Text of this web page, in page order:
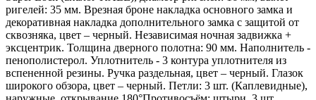
ригелей: 35 мм. Врезная броне накладка основного замка и
декоративная накладка дополнительного замка с защитой от
сквозняка, цвет – черный. Независимая ночная задвижка +
эксцентрик. Толщина дверного полотна: 90 мм. Наполнитель -
пенополистерол. Уплотнитель - 3 контура уплотнителя из
вспененной резины. Ручка раздельная, цвет – черный. Глазок
широкого обзора, цвет – черный. Петли: 3 шт. (Каплевидные),